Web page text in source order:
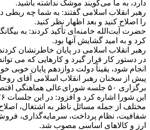
دارد، به ما می‌گویند موشک نداشته باشید.
رهبر انقلاب اسلامی گفتند: به شما چه ربطی
را اصلاح کنید و بعد اظهار نظر کنید.
حضرت آیت‌الله خامنه‌ای تأکید کردند: به
کرد و به امید گشایش آنها بود.
رهبر انقلاب اسلامی در پایان خاطرنشان
در دستور کار قرار گیرد و کارهایی که می
انجام شود، یقیناً دولت دوازدهم پایان خوبی
پیش از سخنان رهبر انقلاب اسلامی آقای
برگزاری ۵۰ جلسه شورای‌عالی
مختلف از جمله مسائل ناظر به اشتغال،
شفافیت، نظام پرداخت، سرمایه‌گذاری،
ارز و کالاهای اساسی مصوب شد.